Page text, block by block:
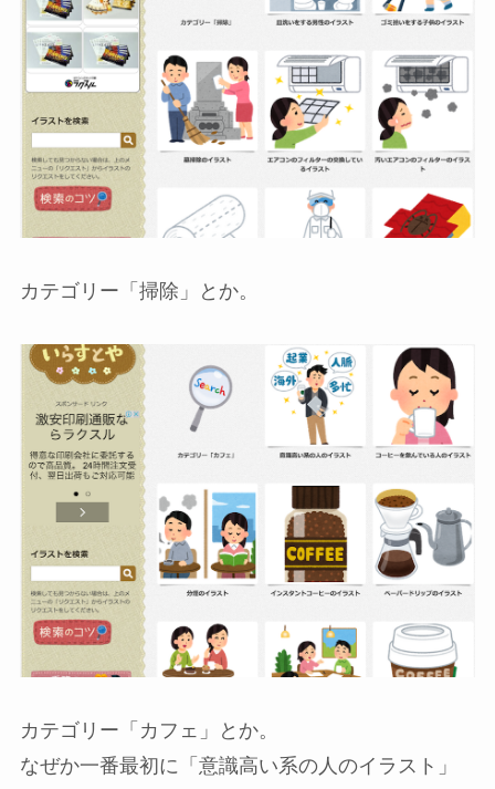
カテゴリー「掃除」とか。
カテゴリー「カフェ」とか。
なぜか一番最初に「意識高い系の人のイラスト」